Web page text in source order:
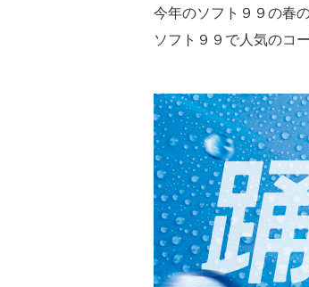
今年のソフト９９の春
ソフト９９で人気のコ